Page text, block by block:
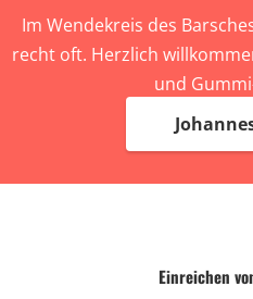
Im Wendekreis des
recht oft. Herzlich
und
Einreichen